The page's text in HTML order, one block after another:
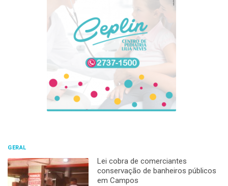
GERAL
Lei cobra de comerciantes
conservação de banheiros públicos
em Campos